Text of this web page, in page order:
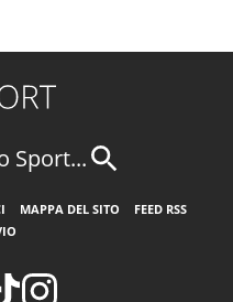
Sport...
MAPPA DEL SITO
FEED RSS